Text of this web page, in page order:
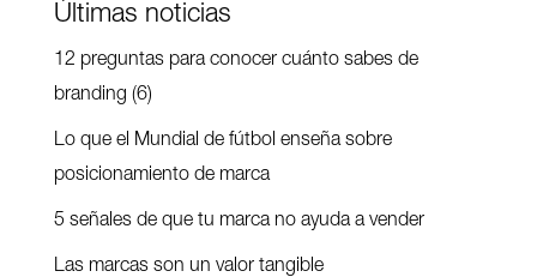
Últimas noticias
12 preguntas para conocer cuánto sabes de
branding (6)
Lo que el Mundial de fútbol enseña sobre
posicionamiento de marca
5 señales de que tu marca no ayuda a vender
Las marcas son un valor tangible